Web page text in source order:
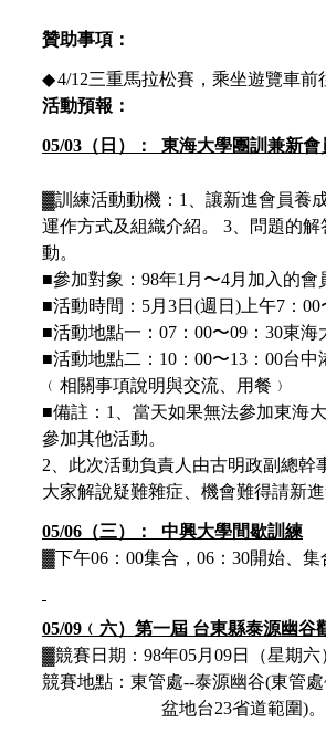
贊助事項：
◆4/12三重馬拉松賽，乘坐遊覽車前
活動預報：
05/03（日）： 東海大學團訓兼新會
▓訓練活動動機： 1
、讓新進會員養
運作方式及組織介紹。
3 、問題的
動。
■參加對象： 98年1 月〜4月加入的會
■活動時間： 5月 3日 (週日 ) 上午7 ： 00
■活動地點一： 07 ： 00〜09 ： 30東海
■活動地點二： 10 ： 00〜13 ： 00台中
﹙相關事項說明與交流、用餐﹚
■備註： 1
、當天如果無法參加東海
參加其他活動。
2 、此次活動負責人由古明政副總
大家解說疑難雜症、機會難得請新
05/06（三）： 中興大學間歇訓練
▓下午06：00集合，06：30開始、
05/09 ﹙ 六） 第一屆 台東縣泰源幽谷
▓競賽日期： 98年05月 09日（星期六
競賽地點：東管處--泰源幽谷(東管
盆地台23省道範圍)。（